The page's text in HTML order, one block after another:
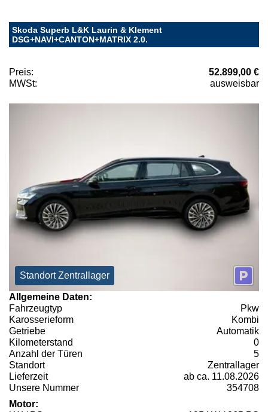
Skoda Superb L&K Laurin & Klement
DSG+NAVI+CANTON+MATRIX 2.0.
Preis:
52.899,00 €
MWSt:
ausweisbar
Standort Zentrallager
Allgemeine Daten:
Fahrzeugtyp
Pkw
Karosserieform
Kombi
Getriebe
Automatik
Kilometerstand
0
Anzahl der Türen
5
Standort
Zentrallager
Lieferzeit
ab ca. 11.08.2026
Unsere Nummer
354708
Motor: